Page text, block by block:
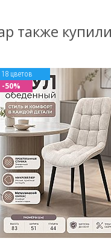
также купили
18 цветов
-50%